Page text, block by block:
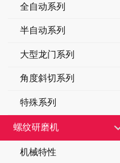
全自动系列
半自动系列
大型龙门系列
角度斜切系列
特殊系列
螺纹研磨机
机械特性